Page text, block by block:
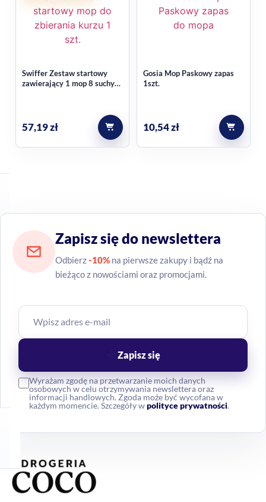
Najczęstsze pytania
Czy ten produkt można prać?
ułatwia utrzymanie zapasu w dobrym stanie przy
Jaki to rodzaj produktu?
Swiffer Zestaw startowy
zawierający 1 mop 8 suchych
57,19zł
Gosia Mop Paskowy zapas
1szt.
10,54zł
Zapisz się do newslettera
Odbierz-10% na pierwsze zakupy i bądź na
bieżąco z nowościami oraz promocjami.
Wyrażam zgodę na przetwarzanie moich danych
osobowych w celu otrzymywania newslettera oraz
informacji handlowych. Zgoda może być wycofana w
każdym momencie. Szczegóły wpolityce prywatności.
Zapisz się